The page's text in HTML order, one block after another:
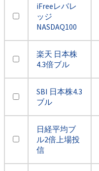
iFreeレバレ
ッジ
NASDAQ100
楽天 日本株
4.3倍ブル
SBI 日本株4.3
ブル
日経平均ブ
ル2倍上場投
信